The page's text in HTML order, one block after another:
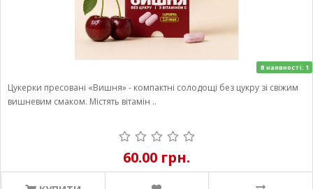
В наявності: 1
Цукерки пресовані «Вишня» - компактні солодощі без цукру зі свіжим
вишневим смаком. Містять вітамін ..
60.00 грн.